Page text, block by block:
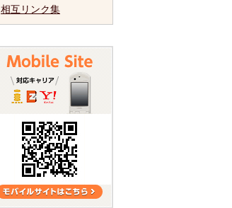
相互リンク集